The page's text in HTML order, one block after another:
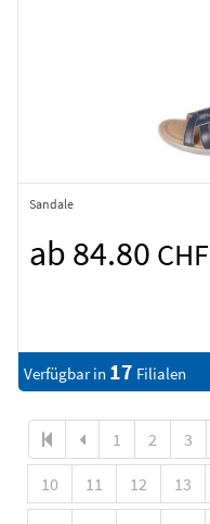
Sandale
ab 84.80 CHF
Verfügbar in 17 Filialen
1 2 3
10 11 12 13